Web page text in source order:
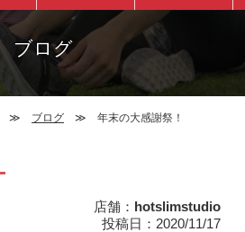
ブログ
ブログ 年末の大感謝祭！
店舗： hotslimstudio
投稿日：2020/11/17